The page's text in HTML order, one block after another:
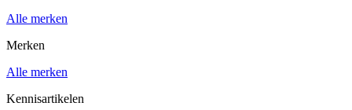
Alle merken
Merken
Alle merken
Kennisartikelen